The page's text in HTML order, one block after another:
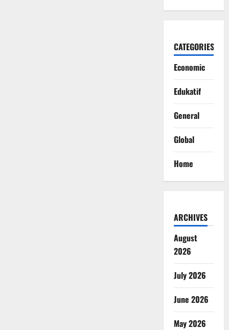
CATEGORIES
Economic
Edukatif
General
Global
Home
ARCHIVES
August
2026
July 2026
June 2026
May 2026